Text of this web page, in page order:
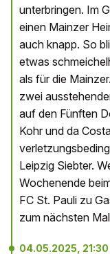
unterbringen. Im
einen Mainzer
auch knapp. So
etwas
als für die
zwei
auf den Fünften
Kohr und da
Leipzig Siebter.
Wochenende
FC St. Pauli zu
zum nächsten
04.05.2025, 21:30